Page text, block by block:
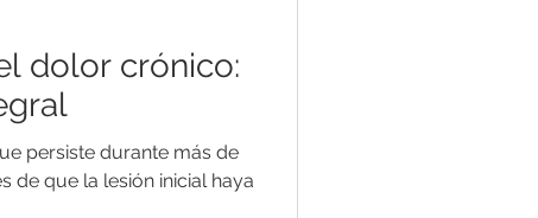
dolor crónico:
persiste durante más de
de que la lesión inicial haya